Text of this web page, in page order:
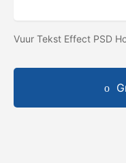
Vuur Tekst Effect PSD